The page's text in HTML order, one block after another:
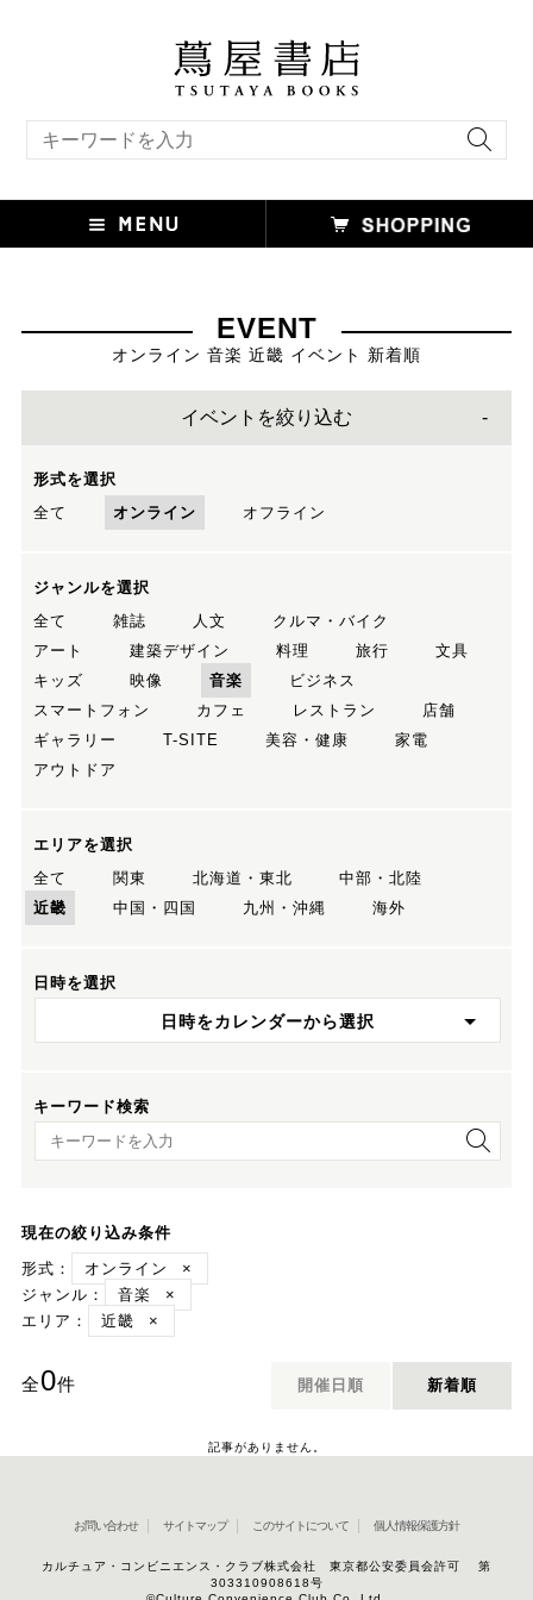
EVENT
オンライン 音楽 近畿 イベント 新着順
イベントを絞り込む
形式を選択
全て
オンライン オフライン
ジャンルを選択
全て
雑誌 人文
クルマ・バイク
アート
建築デザイン 料理 旅行
文具
キッズ
映像 音楽
ビジネス
スマートフォン
カフェ レストラン
店舗
ギャラリー
T-SITE 美容・健康
家電
アウトドア
エリアを選択
全て
関東 北海道・東北
中部・北陸
近畿
中国・四国 九州・沖縄 海外
日時を選択
日時をカレンダーから選択
キーワード検索
キーワード検索
現在の絞り込み条件
形式：
オンライン
×
ジャンル：
音楽
×
エリア：
近畿 ×
全0件 開催日順 新着順
記事がありません。
お問い合わせ サイトマップ このサイトについて 個人情報保護方針
カルチュア・コンビニエンス・クラブ株式会社 東京都公安委員会許可 第
303310908618号